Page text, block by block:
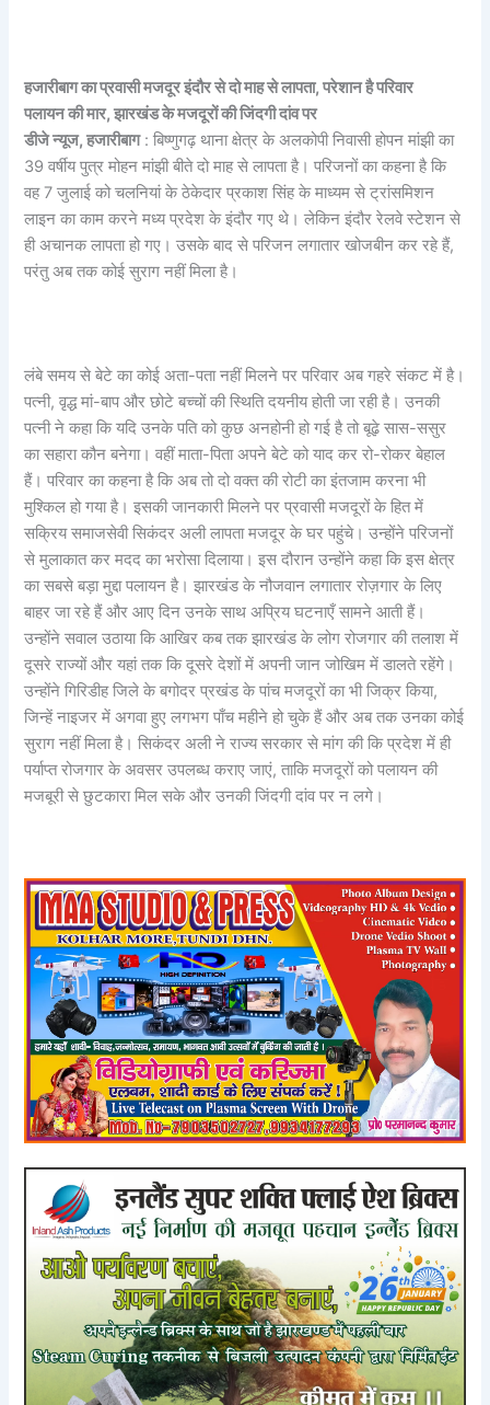
हजारीबाग का प्रवासी मजदूर इंदौर से दो माह से लापता, परेशान है परिवार
पलायन की मार, झारखंड के मजदूरों की जिंदगी दांव पर
डीजे न्यूज, हजारीबाग: बिष्णुगढ़ थाना क्षेत्र के अलकोपी निवासी होपन मांझी का
39 वर्षीय पुत्र मोहन मांझी बीते दो माह से लापता है। परिजनों का कहना है कि
वह 7 जुलाई को चलनियां के ठेकेदार प्रकाश सिंह के माध्यम से ट्रांसमिशन
लाइन का काम करने मध्य प्रदेश के इंदौर गए थे। लेकिन इंदौर रेलवे स्टेशन से
ही अचानक लापता हो गए। उसके बाद से परिजन लगातार खोजबीन कर रहे हैं,
परंतु अब तक कोई सुराग नहीं मिला है।
लंबे समय से बेटे का कोई अता-पता नहीं मिलने पर परिवार अब गहरे संकट में है।
पत्नी, वृद्ध मां-बाप और छोटे बच्चों की स्थिति दयनीय होती जा रही है। उनकी
पत्नी ने कहा कि यदि उनके पति को कुछ अनहोनी हो गई है तो बूढ़े सास-ससुर
का सहारा कौन बनेगा। वहीं माता-पिता अपने बेटे को याद कर रो-रोकर बेहाल
हैं। परिवार का कहना है कि अब तो दो वक्त की रोटी का इंतजाम करना भी
मुश्किल हो गया है। इसकी जानकारी मिलने पर प्रवासी मजदूरों के हित में
सक्रिय समाजसेवी सिकंदर अली लापता मजदूर के घर पहुंचे। उन्होंने परिजनों
से मुलाकात कर मदद का भरोसा दिलाया। इस दौरान उन्होंने कहा कि इस क्षेत्र
का सबसे बड़ा मुद्दा पलायन है। झारखंड के नौजवान लगातार रोज़गार के लिए
बाहर जा रहे हैं और आए दिन उनके साथ अप्रिय घटनाएँ सामने आती हैं।
उन्होंने सवाल उठाया कि आखिर कब तक झारखंड के लोग रोजगार की तलाश में
दूसरे राज्यों और यहां तक कि दूसरे देशों में अपनी जान जोखिम में डालते रहेंगे।
उन्होंने गिरिडीह जिले के बगोदर प्रखंड के पांच मजदूरों का भी जिक्र किया,
जिन्हें नाइजर में अगवा हुए लगभग पाँच महीने हो चुके हैं और अब तक उनका कोई
सुराग नहीं मिला है। सिकंदर अली ने राज्य सरकार से मांग की कि प्रदेश में ही
पर्याप्त रोजगार के अवसर उपलब्ध कराए जाएं, ताकि मजदूरों को पलायन की
मजबूरी से छुटकारा मिल सके और उनकी जिंदगी दांव पर न लगे।